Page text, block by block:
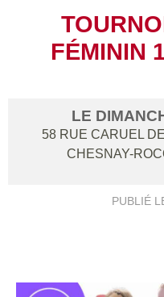
FÉMININ
LE
58 RUE CARUEL
CHESNAY-
PUBLIÉ